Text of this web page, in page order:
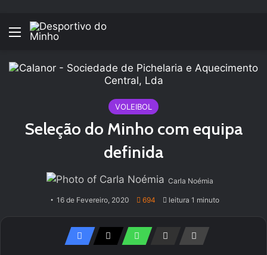
Menu
VOLEIBOL
Seleção do Minho com equipa
definida
Carla Noémia
16 de Fevereiro, 2020 694 leitura 1 minuto